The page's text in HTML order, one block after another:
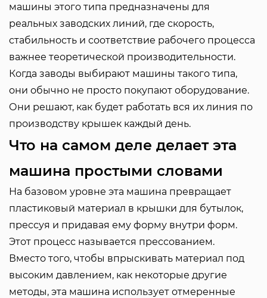
машины этого типа предназначены для
реальных заводских линий, где скорость,
стабильность и соответствие рабочего процесса
важнее теоретической производительности.
Когда заводы выбирают машины такого типа,
они обычно не просто покупают оборудование.
Они решают, как будет работать вся их линия по
производству крышек каждый день.
Что на самом деле делает эта
машина простыми словами
На базовом уровне эта машина превращает
пластиковый материал в крышки для бутылок,
прессуя и придавая ему форму внутри форм.
Этот процесс называется прессованием.
Вместо того, чтобы впрыскивать материал под
высоким давлением, как некоторые другие
методы, эта машина использует отмеренные